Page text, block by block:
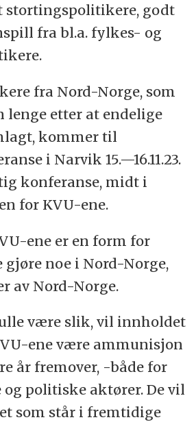
stortingspolitikere, godt
fra bl.a. fylkes- og
fra Nord-Norge, som
lenge etter at endelige
kommer til
i Narvik 15.—16.11.23.
konferanse, midt i
for KVU-ene.
ene er en form for
noe i Nord-Norge,
av Nord-Norge.
være slik, vil innholdet
ene være ammunisjon
år fremover, -både for
politiske aktører. De vil
som står i fremtidige